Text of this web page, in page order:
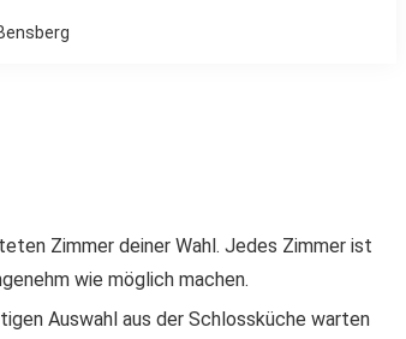
Zimmer deiner Wahl. Jedes Zimmer ist
wie möglich machen.
Auswahl aus der Schlossküche warten